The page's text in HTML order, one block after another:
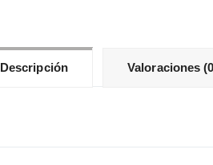
Descripción Valoraciones